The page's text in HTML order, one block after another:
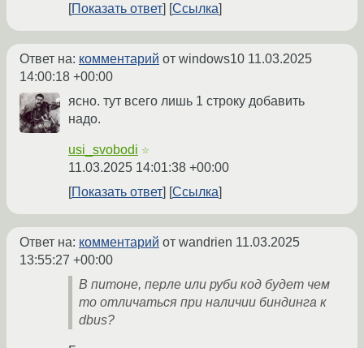
Показать ответ Ссылка
Ответ на: комментарий от windows10 11.03.2025
14:00:18 +00:00
ясно. тут всего лишь 1 строку добавить
надо.
usi_svobodi ☆
11.03.2025 14:01:38 +00:00
Показать ответ
Ссылка
Ответ на: комментарий от wandrien 11.03.2025
13:55:27 +00:00
В питоне, перле или руби код будет чем
то отличаться при наличии биндинга к
dbus?